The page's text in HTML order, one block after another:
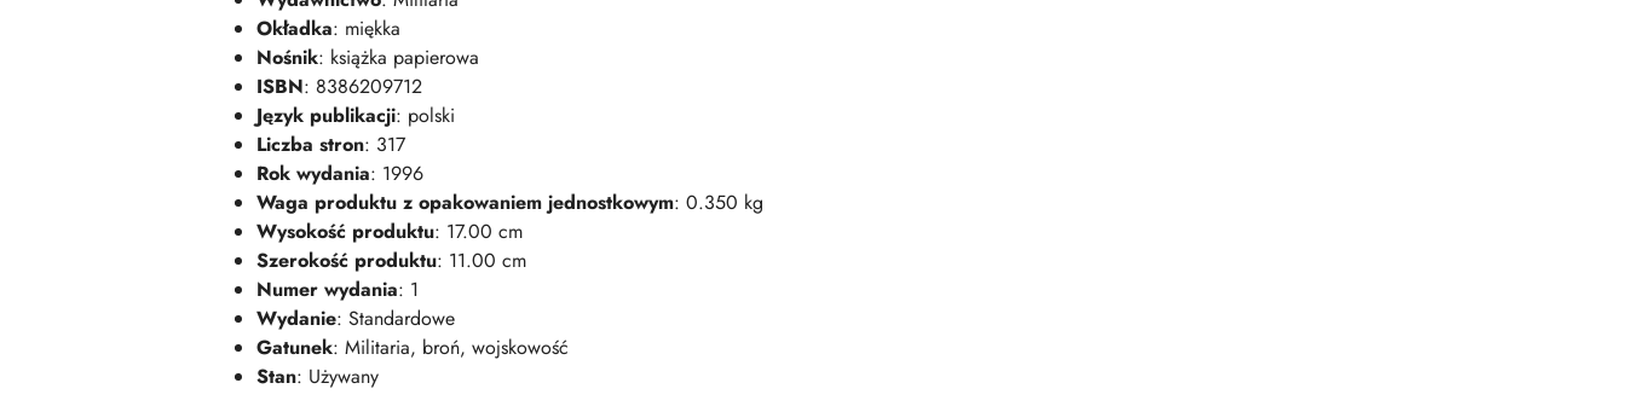
Okładka: miękka
Nośnik: książka papierowa
ISBN: 8386209712
Język publikacji: polski
Liczba stron: 317
Rok wydania: 1996
Waga produktu z opakowaniem jednostkowym: 0.350 kg
Wysokość produktu: 17.00 cm
Szerokość produktu: 11.00 cm
Numer wydania: 1
Wydanie: Standardowe
Gatunek: Militaria, broń, wojskowość
Stan: Używany